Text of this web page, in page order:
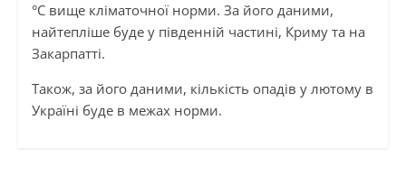
°С вище кліматочної норми. За його даними,
найтепліше буде у південній частині, Криму та на
Закарпатті.
Також, за його даними, кількість опадів у лютому в
Україні буде в межах норми.